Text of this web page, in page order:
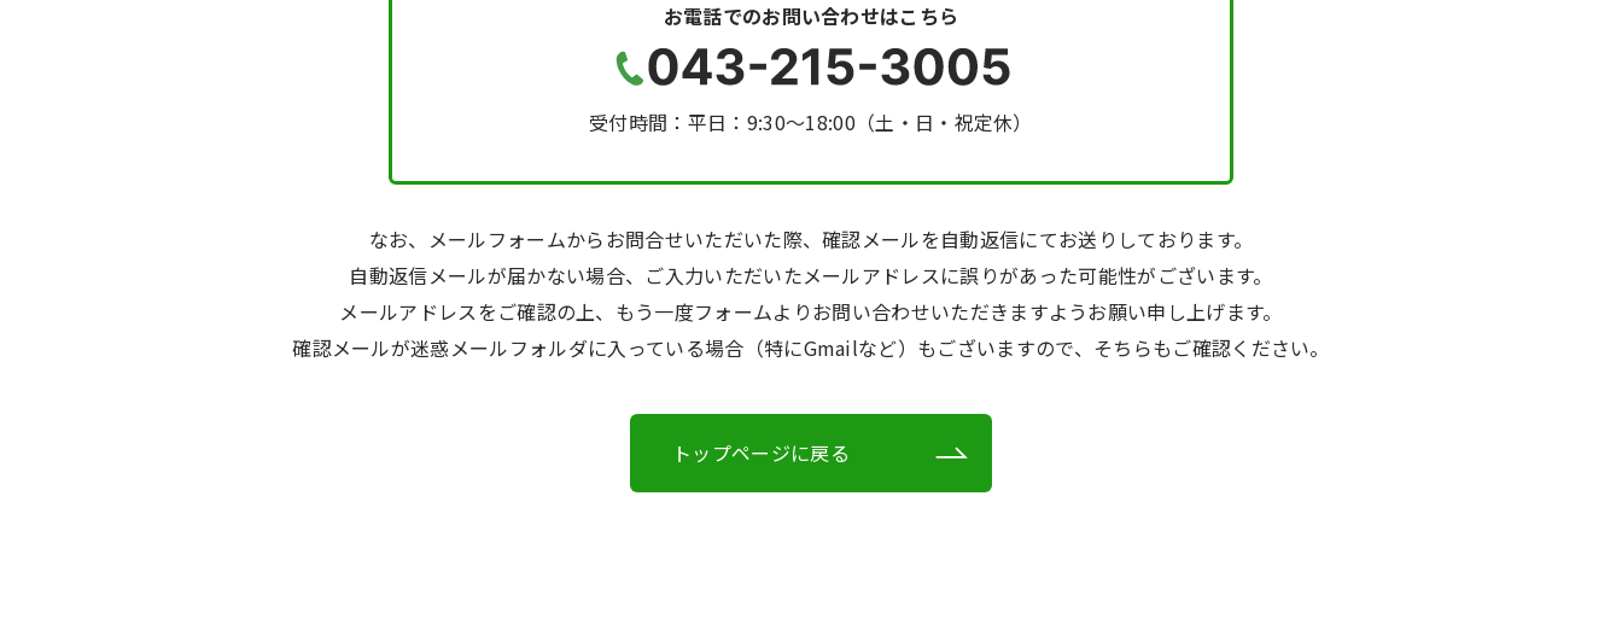
お電話でのお問い合わせはこちら
受付時間：平日：9:30〜18:00（土・日・祝定休）
なお、メールフォームからお問合せいただいた際、確認メールを自動返信にてお送りしております。
自動返信メールが届かない場合、ご入力いただいたメールアドレスに誤りがあった可能性がございます。
メールアドレスをご確認の上、もう一度フォームよりお問い合わせいただきますようお願い申し上げます。
確認メールが迷惑メールフォルダに入っている場合（特にGmailなど）もございますので、そちらもご確認ください。
トップページに戻る